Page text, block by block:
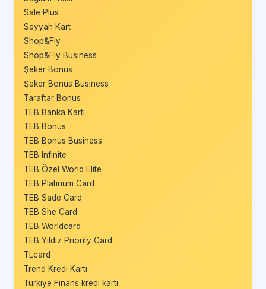
Sale Plus
Seyyah Kart
Shop&Fly
Shop&Fly Business
Şeker Bonus
Şeker Bonus Business
Taraftar Bonus
TEB Banka Kartı
TEB Bonus
TEB Bonus Business
TEB Infinite
TEB Özel World Elite
TEB Platinum Card
TEB Sade Card
TEB She Card
TEB Worldcard
TEB Yıldız Priority Card
TLcard
Trend Kredi Kartı
Türkiye Finans kredi kartı